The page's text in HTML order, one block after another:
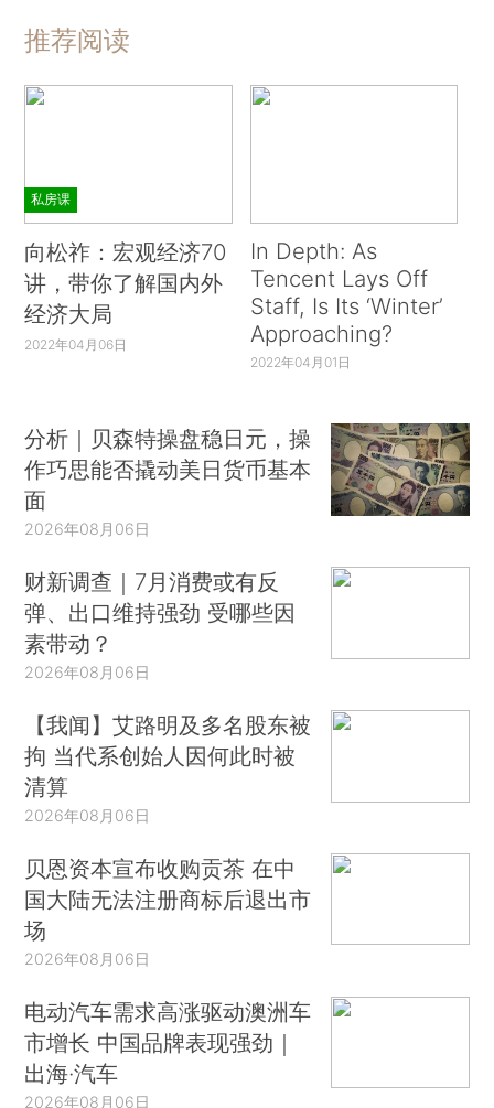
推荐阅读
私房课
向松祚：宏观经济70
讲，带你了解国内外
经济大局
2022年04月06日
In Depth: As
Tencent Lays Off
Staff, Is Its ‘Winter’
Approaching?
2022年04月01日
分析｜贝森特操盘稳日元，操
作巧思能否撬动美日货币基本
面
2026年08月06日
财新调查｜7月消费或有反
弹、出口维持强劲 受哪些因
素带动？
2026年08月06日
【我闻】艾路明及多名股东被
拘 当代系创始人因何此时被
清算
2026年08月06日
贝恩资本宣布收购贡茶 在中
国大陆无法注册商标后退出市
场
2026年08月06日
电动汽车需求高涨驱动澳洲车
市增长 中国品牌表现强劲｜
出海·汽车
2026年08月06日